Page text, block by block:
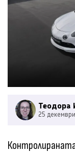
Теодора
25 декември